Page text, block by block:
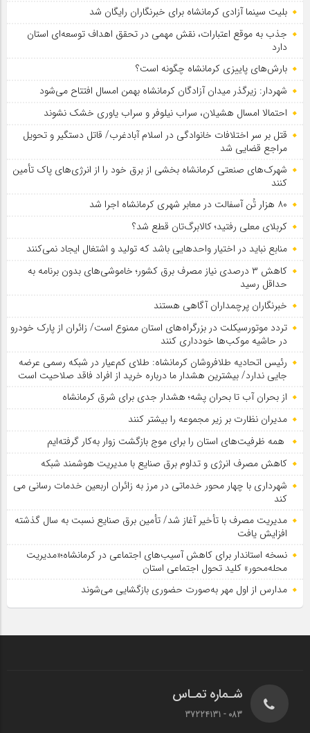
بلیت سینما آزادی کرمانشاه برای خبرنگاران رایگان شد
جذب به موقع اعتبارات، نقش مهمی در تحقق اهداف توسعه‌ای استان
دارد
بارش‌های پاییزی کرمانشاه چگونه است؟
شهردار: زیرگذر میدان آزادگان کرمانشاه بهمن امسال افتتاح می‌شود
احتمالا امسال هشیلان، سراب نیلوفر و سراب یاوری خشک نشوند
قتل بر سر اختلافات خانوادگی در اسلام آبادغرب/ قاتل دستگیر و تحویل
مراجع قضایی شد
شهرک‌های صنعتی کرمانشاه بخشی از برق خود را از انرژی‌های پاک تأمین
کنند
۸۰ هزار تُن آسفالت در معابر شهری کرمانشاه اجرا شد
کربلای معلی رفتید؛ کالابرگ‌تان قطع شد؟
منابع نباید در اختیار واحدهایی باشد که تولید و اشتغال ایجاد نمی‌کنند
کاهش ۳ درصدی نیاز مصرف برق کشور؛ خاموشی‌های بدون برنامه به
حداقل رسید
خبرنگاران پرچمداران آگاهی هستند
تردد موتورسیکلت در بزرگراه‌های استان ممنوع است/ زائران از پارک خودرو
در حاشیه موکب‌ها خودداری کنند
رئیس اتحادیه طلافروشان کرمانشاه: طلای کم‌عیار در شبکه رسمی عرضه
جایی ندارد/ بیشترین هشدار ما درباره خرید از افراد فاقد صلاحیت است
از بحران آب تا بحران پشه؛ هشدار جدی برای شرق کرمانشاه
مدیران نظارت بر زیر مجموعه را بیشتر کنند
همه ظرفیت‌های استان را برای موج بازگشت زوار به‌کار گرفته‌ایم
کاهش مصرف انرژی و تداوم برق صنایع با مدیریت هوشمند شبکه
شهرداری با چهار محور خدماتی در مرز به زائران اربعین خدمات رسانی می
کند
مدیریت مصرف با تأخیر آغاز شد/ تأمین برق صنایع نسبت به سال گذشته
افزایش یافت
نسخه استاندار برای کاهش آسیب‌های اجتماعی در کرمانشاه؛«مدیریت
محله‌محور» کلید تحول اجتماعی استان
مدارس از اول مهر به‌صورت حضوری بازگشایی می‌شوند
شـماره تمـاس
083 - 37224131